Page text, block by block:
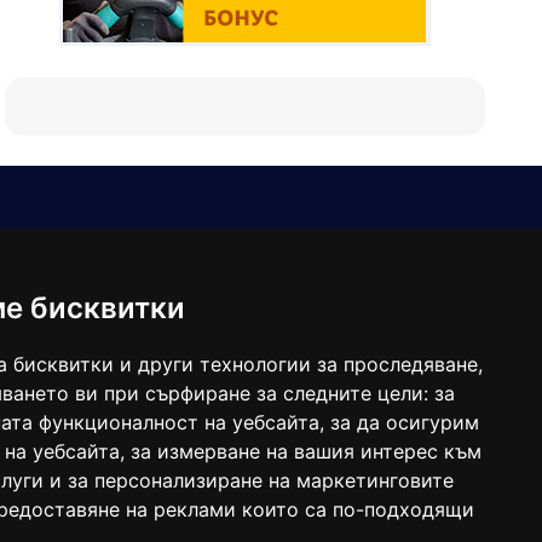
бисквитки
бисквитки и други технологии за проследяване,
ви при сърфиране за следните цели: за
функционалност на уебсайта, за да осигурим
уебсайта, за измерване на вашия интерес към
и за персонализиране на маркетинговите
на реклами които са по-подходящи
balgarkanews@gmail.com